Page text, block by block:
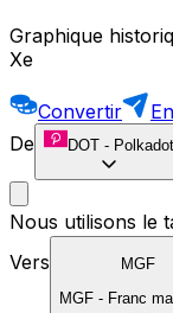
Graphique
Xe
Convertir
De
DOT - Polkadot
Nous utilisons le
Vers
MGF
MGF - Franc